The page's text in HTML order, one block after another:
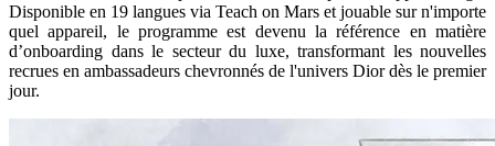
Disponible en 19 langues via Teach on Mars et jouable sur n'importe
quel appareil, le programme est devenu la référence en matière
d’onboarding dans le secteur du luxe, transformant les nouvelles
recrues en ambassadeurs chevronnés de l'univers Dior dès le premier
jour.